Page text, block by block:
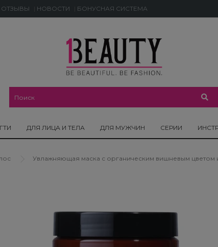
ОТЗЫВЫ НОВОСТИ БОНУСНАЯ СИСТЕМА
ДЛЯ ЛИЦА И ТЕЛА ДЛЯ МУЖЧИН СЕРИИ
Увлажняющая маска с органическим вишневым цветом